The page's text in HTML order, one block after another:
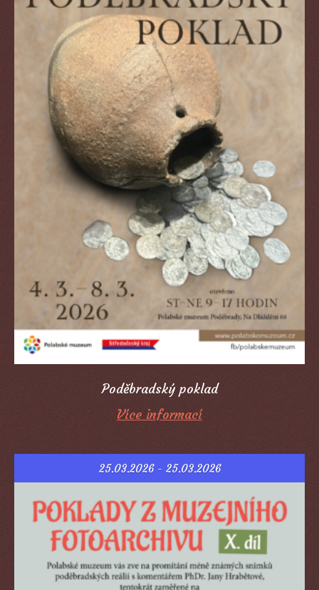
Poděbradský poklad
Více informací
25.03.2026 - 25.03.2026